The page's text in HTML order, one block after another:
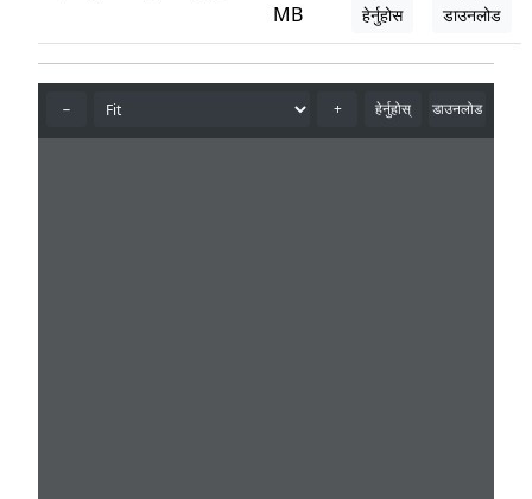
MB
हेर्नुहोस डाउनलोड